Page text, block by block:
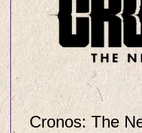
Cronos: The